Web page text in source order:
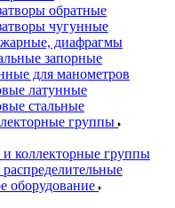
обратные
чугунные
диафрагмы
запорные
для манометров
латунные
стальные
группы
коллекторные группы
оборудование